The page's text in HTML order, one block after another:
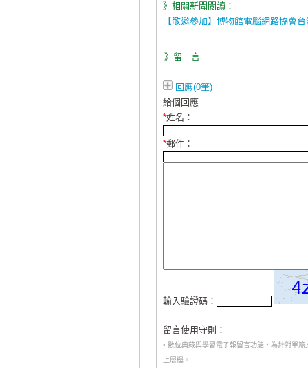
》相關新聞閱讀：
【敬邀參加】博物館電腦網路協會
》留 言
回應(0筆)
給個回應
*姓名：
*郵件：
輸入驗證碼：
留言使用守則：
• 數位典藏與學習電子報留言功能，為針對單
上層樓。